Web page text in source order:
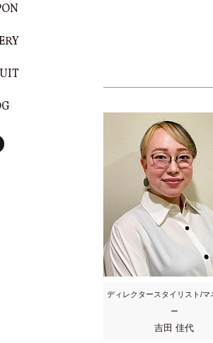
ディレクタースタイリスト/マ
ー
吉田 佳代